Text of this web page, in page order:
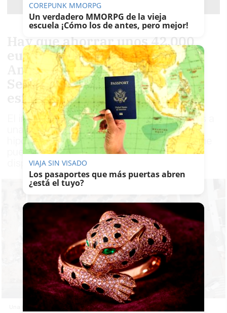
Hay que ahorrar unos 42.000
euros para comprar un piso en
Andalucía: Málaga, Cádiz y
Sevilla, provincias con más
esfuerzo inicial
El informe de Qualis Credit Risk pone cifras a
una barrera que expulsa del mercado
hipotecario a miles de familias solventes que
pueden pagar la cuota mensual pero no
disponen del dinero inicial para la entrada
Una instantánea aérea de una promoción de viviendas.
COREPUNK MMORPG
Un verdadero MMORPG de la vieja
escuela ¡Cómo los de antes, pero mejor!
VIAJA SIN VISADO
Los pasaportes que más puertas abren
¿está el tuyo?